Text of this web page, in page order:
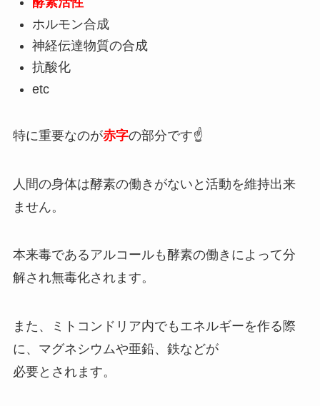
ホルモン合成
神経伝達物質の合成
抗酸化
etc
特に重要なのが赤字の部分です☝️
人間の身体は酵素の働きがないと活動を維持出来
ません。
本来毒であるアルコールも酵素の働きによって分
解され無毒化されます。
また、ミトコンドリア内でもエネルギーを作る際
に、マグネシウムや亜鉛、鉄などが
必要とされます。